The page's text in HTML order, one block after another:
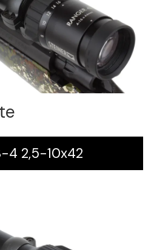
4 2,5-10x42